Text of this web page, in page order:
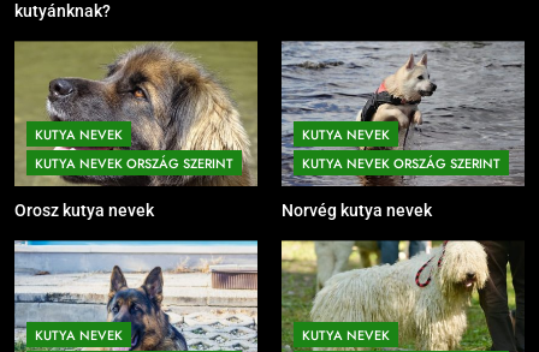
kutyánknak?
KUTYA NEVEK
KUTYA NEVEK ORSZÁG SZERINT
Orosz kutya nevek
KUTYA NEVEK
KUTYA NEVEK ORSZÁG SZERINT
Norvég kutya nevek
KUTYA NEVEK
KUTYA NEVEK